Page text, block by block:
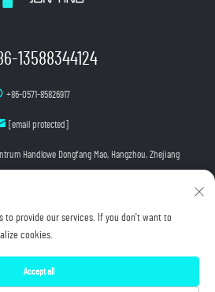
13588344124
+86-0571-85826917
[email protected]
Handlowe Dongfang Mao, Hangzhou, Zhejiang
Polityka prywatności
to provide our services. If you don't want to
cookies.
Accept all